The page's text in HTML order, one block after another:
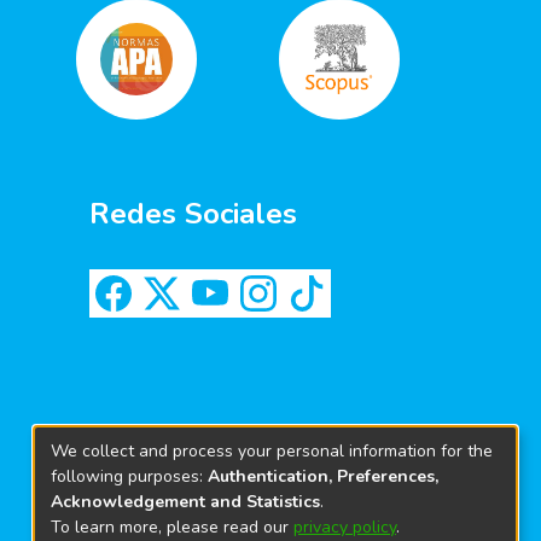
Redes Sociales
We collect and process your personal information for the
following purposes: Authentication, Preferences,
Acknowledgement and Statistics.
To learn more, please read our privacy policy.